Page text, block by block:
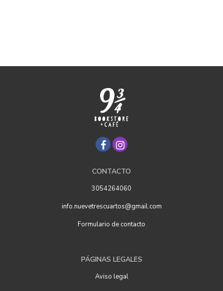
CONTACTO
3054264060
info.nuevetrescuartos@gmail.com
Formulario de contacto
PÁGINAS LEGALES
Aviso legal